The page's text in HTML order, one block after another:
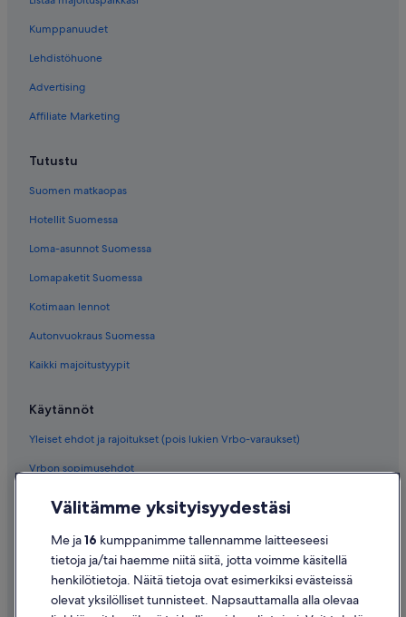
Kumppanuudet
Lehdistöhuone
Advertising
Affiliate Marketing
Tutustu
Suomen matkaopas
Hotellit Suomessa
Loma-asunnot Suomessa
Lomapaketit Suomessa
Kotimaan lennot
Autonvuokraus Suomessa
Kaikki majoitustyypit
Käytännöt
Yleiset ehdot ja rajoitukset (pois lukien Vrbo-varaukset)
Vrbon sopimusehdot
Evästeet
Käyttöehdot
Oikeudelliset tiedot / ota meihin yhteyttä
Välitämme yksityisyydestäsi
Me ja16 kumppanimme tallennamme laitteeseesi
tietoja ja/tai haemme niitä siitä, jotta voimme käsitellä
henkilötietoja. Näitä tietoja ovat esimerkiksi evästeissä
olevat yksilölliset tunnisteet. Napsauttamalla alla olevaa